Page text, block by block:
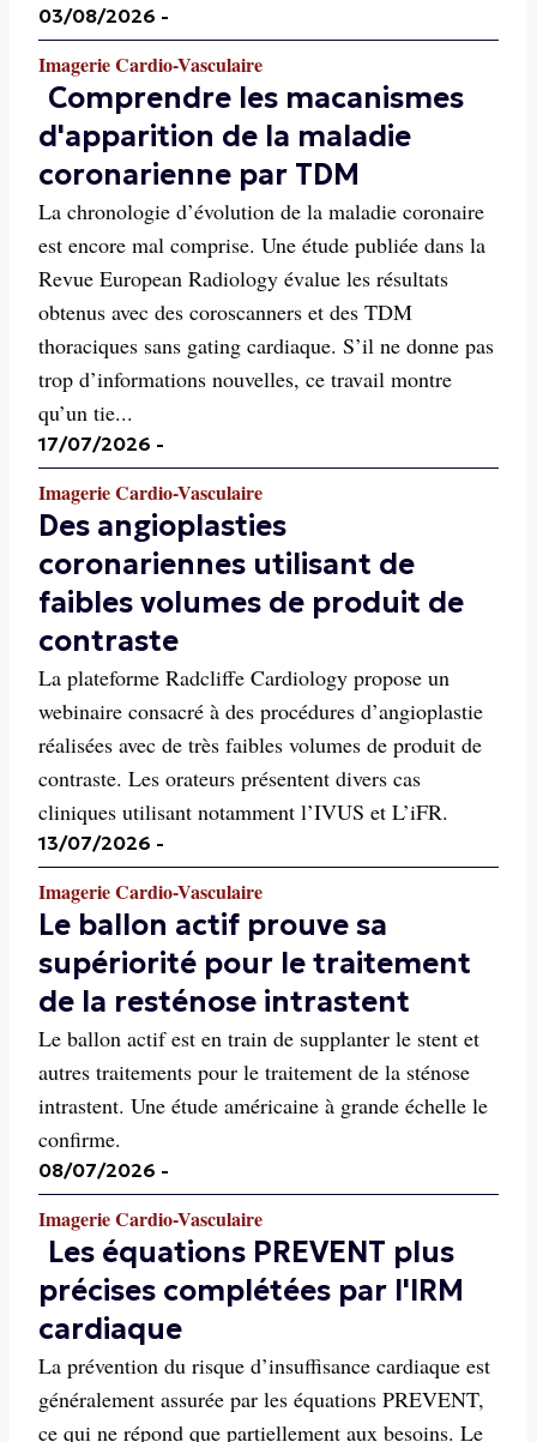
03/08/2026 -
Imagerie Cardio-Vasculaire
Comprendre les macanismes
d'apparition de la maladie
coronarienne par TDM
La chronologie d’évolution de la maladie coronaire
est encore mal comprise. Une étude publiée dans la
Revue European Radiology évalue les résultats
obtenus avec des coroscanners et des TDM
thoraciques sans gating cardiaque. S’il ne donne pas
trop d’informations nouvelles, ce travail montre
qu’un tie...
17/07/2026 -
Imagerie Cardio-Vasculaire
Des angioplasties
coronariennes utilisant de
faibles volumes de produit de
contraste
La plateforme Radcliffe Cardiology propose un
webinaire consacré à des procédures d’angioplastie
réalisées avec de très faibles volumes de produit de
contraste. Les orateurs présentent divers cas
cliniques utilisant notamment l’IVUS et L’iFR.
13/07/2026 -
Imagerie Cardio-Vasculaire
Le ballon actif prouve sa
supériorité pour le traitement
de la resténose intrastent
Le ballon actif est en train de supplanter le stent et
autres traitements pour le traitement de la sténose
intrastent. Une étude américaine à grande échelle le
confirme.
08/07/2026 -
Imagerie Cardio-Vasculaire
Les équations PREVENT plus
précises complétées par l'IRM
cardiaque
La prévention du risque d’insuffisance cardiaque est
généralement assurée par les équations PREVENT,
ce qui ne répond que partiellement aux besoins. Le